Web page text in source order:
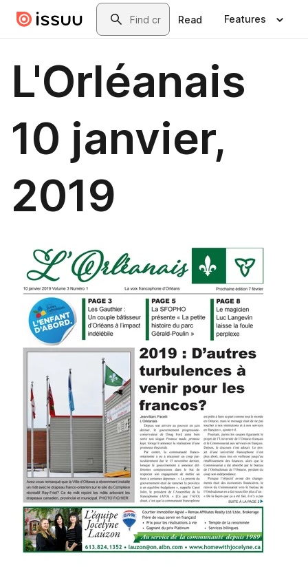
Skip to main contentSearch
Read Features
L'Orléanais
10 janvier,
2019